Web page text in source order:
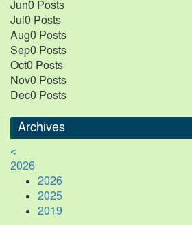
Jun0 Posts
Jul0 Posts
Aug0 Posts
Sep0 Posts
Oct0 Posts
Nov0 Posts
Dec0 Posts
Archives
<
2026
2026
2025
2019